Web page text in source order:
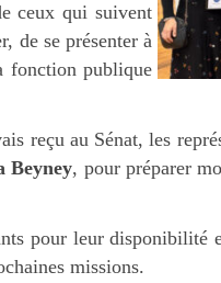
ceux qui suivent
de se présenter à
fonction publique
reçu au Sénat, les
Beyney, pour préparer
pour leur disponibilité
missions.